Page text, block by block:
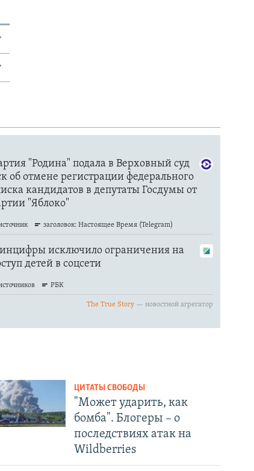
ЦИТАТЫ СВОБОДЫ
"Может ударить, как
бомба". Блогеры – о
последствиях атак на
Wildberries